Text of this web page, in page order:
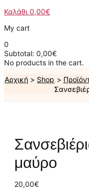
Καλάθι 0,00€
My cart
0
Subtotal: 0,00€
No products in the cart.
Αρχική
Shop
μαύρο
20,00€